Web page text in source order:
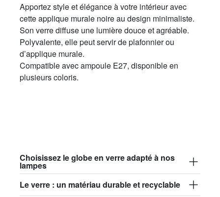
Apportez style et élégance à votre intérieur avec
cette applique murale noire au design minimaliste.
Son verre diffuse une lumière douce et agréable.
Polyvalente, elle peut servir de plafonnier ou
d’applique murale.
Compatible avec ampoule E27, disponible en
plusieurs coloris.
Choisissez le globe en verre adapté à nos
lampes
Le verre : un matériau durable et recyclable